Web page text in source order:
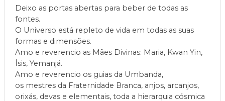
Deixo as portas abertas para beber de todas as
fontes.
O Universo está repleto de vida em todas as suas
formas e dimensões.
Amo e reverencio as Mães Divinas: Maria, Kwan Yin,
Ísis, Yemanjá.
Amo e reverencio os guias da Umbanda,
os mestres da Fraternidade Branca, anjos, arcanjos,
orixás, devas e elementais, toda a hierarquia cósmica